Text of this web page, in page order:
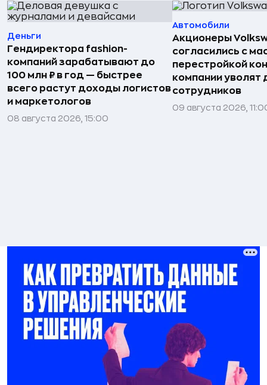
Деньги
Гендиректора fashion-
компаний зарабатывают до
100 млн ₽ в год — быстрее
всего растут доходы логистов
и маркетологов
08 августа 2026, 15:00
Автомобили
Акционеры
согласились с
перестройкой
компании уволят
сотрудников
09 августа 2026,